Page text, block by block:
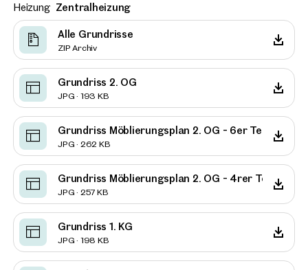
Heizung Zentralheizung
Alle Grundrisse
ZIP Archiv
Grundriss 2. OG
JPG · 193 KB
Grundriss Möblierungsplan 2. OG - 6er Teilung
JPG · 262 KB
Grundriss Möblierungsplan 2. OG - 4rer Teilung
JPG · 257 KB
Grundriss 1. KG
JPG · 198 KB